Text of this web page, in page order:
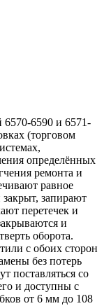
6590 и 6571-
(торговом
определённых
ремонта и
равное
закрыт, запирают
перетечек и
и
оборота.
с обоих сторон
без потерь
поставляться со
и доступны с
от 6 мм до 108